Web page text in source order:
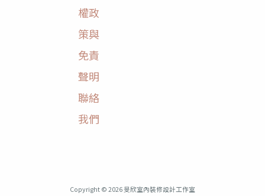
權政
策與
免責
聲明
聯絡
我們
Copyright © 2026 旻欣室內裝修設計工作室